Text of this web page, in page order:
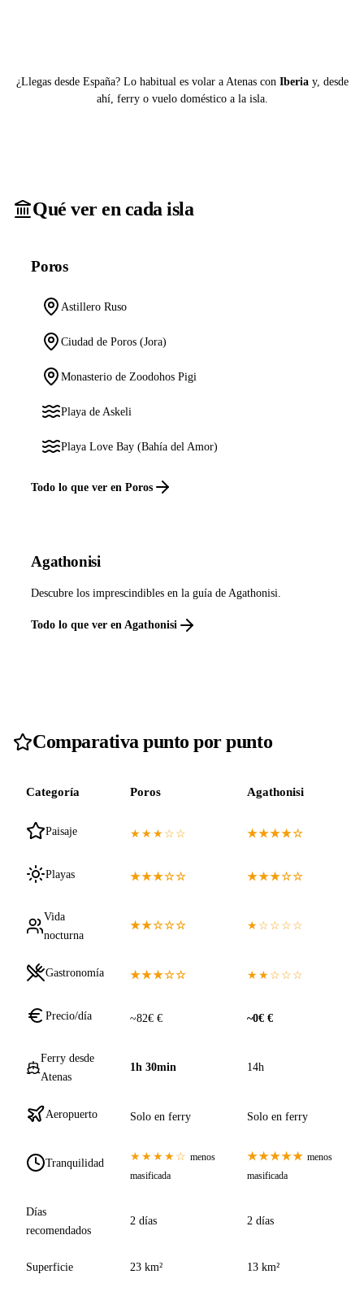
¿Llegas desde España? Lo habitual es volar a Atenas con Iberiay, desde
ahí, ferry o vuelo doméstico a la isla.
Qué ver en cada isla
Poros
Astillero Ruso
Ciudad de Poros (Jora)
Monasterio de Zoodohos Pigi
Playa de Askeli
Playa Love Bay (Bahía del Amor)
Todo lo que ver en Poros
Agathonisi
Descubre los imprescindibles en la guía de Agathonisi.
Todo lo que ver en Agathonisi
Comparativa punto por punto
Categoría Poros Agathonisi
Paisaje ★★★☆☆ ★★★★☆
Playas ★★★☆☆ ★★★☆☆
Vida
nocturna
★★☆☆☆ ★☆☆☆☆
Gastronomía ★★★☆☆ ★★☆☆☆
Precio/día ~82€ € ~0€ €
Ferry desde
Atenas
1h 30min 14h
Aeropuerto Solo en ferry Solo en ferry
Tranquilidad ★★★★☆ menos
masificada
★★★★★ menos
masificada
Días
recomendados
2 días 2 días
Superficie 23 km² 13 km²